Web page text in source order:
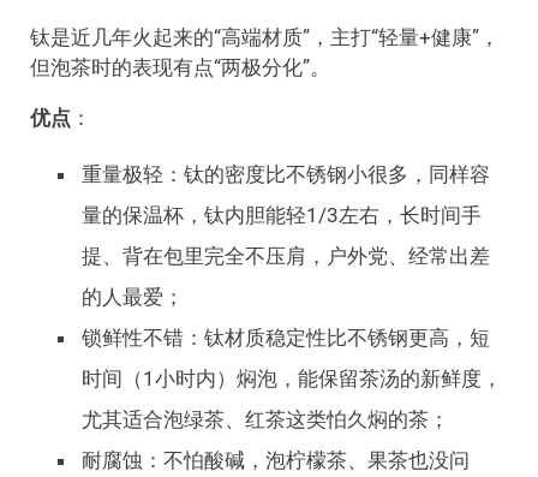
钛是近几年火起来的“高端材质”，主打“轻量+健康”，
但泡茶时的表现有点“两极分化”。
优点 ：
重量极轻：钛的密度比不锈钢小很多，同样容
量的保温杯，钛内胆能轻1/3左右，长时间手
提、背在包里完全不压肩，户外党、经常出差
的人最爱；
锁鲜性不错：钛材质稳定性比不锈钢更高，短
时间（1小时内）焖泡，能保留茶汤的新鲜度，
尤其适合泡绿茶、红茶这类怕久焖的茶；
耐腐蚀：不怕酸碱，泡柠檬茶、果茶也没问